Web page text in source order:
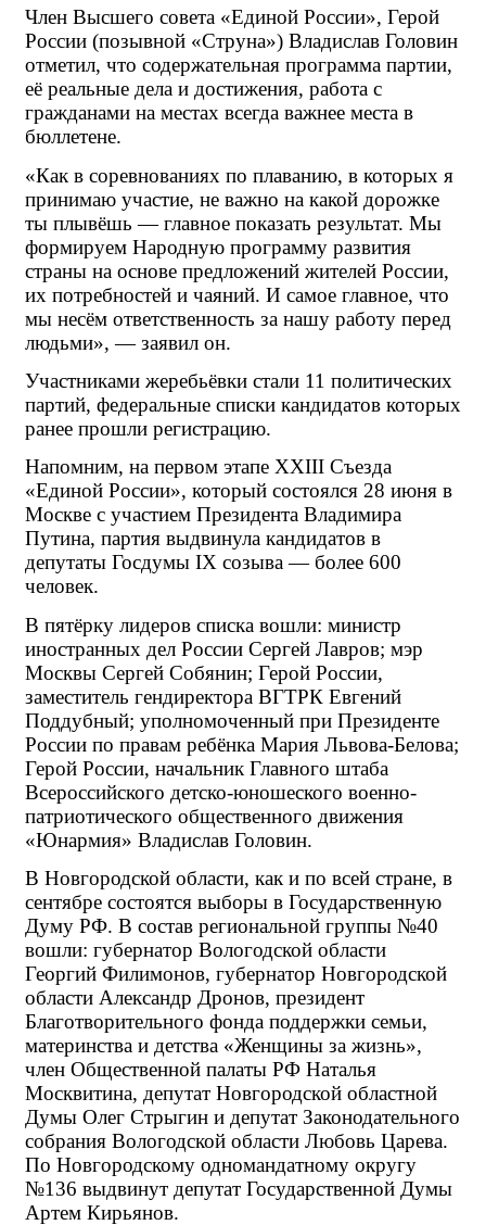
Член Высшего совета «Единой России», Герой
России (позывной «Струна») Владислав Головин
отметил, что содержательная программа партии,
её реальные дела и достижения, работа с
гражданами на местах всегда важнее места в
бюллетене.
«Как в соревнованиях по плаванию, в которых я
принимаю участие, не важно на какой дорожке
ты плывёшь — главное показать результат. Мы
формируем Народную программу развития
страны на основе предложений жителей России,
их потребностей и чаяний. И самое главное, что
мы несём ответственность за нашу работу перед
людьми», — заявил он.
Участниками жеребьёвки стали 11 политических
партий, федеральные списки кандидатов которых
ранее прошли регистрацию.
Напомним, на первом этапе XXIII Съезда
«Единой России», который состоялся 28 июня в
Москве с участием Президента Владимира
Путина, партия выдвинула кандидатов в
депутаты Госдумы IX созыва — более 600
человек.
В пятёрку лидеров списка вошли: министр
иностранных дел России Сергей Лавров; мэр
Москвы Сергей Собянин; Герой России,
заместитель гендиректора ВГТРК Евгений
Поддубный; уполномоченный при Президенте
России по правам ребёнка Мария Львова-Белова;
Герой России, начальник Главного штаба
Всероссийского детско-юношеского военно-
патриотического общественного движения
«Юнармия» Владислав Головин.
В Новгородской области, как и по всей стране, в
сентябре состоятся выборы в Государственную
Думу РФ. В состав региональной группы №40
вошли: губернатор Вологодской области
Георгий Филимонов, губернатор Новгородской
области Александр Дронов, президент
Благотворительного фонда поддержки семьи,
материнства и детства «Женщины за жизнь»,
член Общественной палаты РФ Наталья
Москвитина, депутат Новгородской областной
Думы Олег Стрыгин и депутат Законодательного
собрания Вологодской области Любовь Царева.
По Новгородскому одномандатному округу
№136 выдвинут депутат Государственной Думы
Артем Кирьянов.